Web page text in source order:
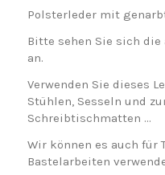
Polsterleder mit
Bitte sehen Sie sich die
an.
Verwenden Sie dieses
Stühlen, Sesseln und
Schreibtischmatten …
Wir können es auch für
Bastelarbeiten